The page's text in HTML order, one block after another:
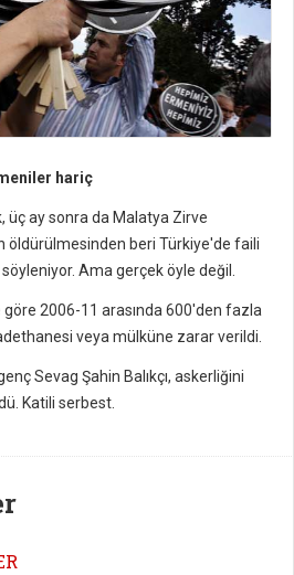
hariç
üç ay sonra da Malatya Zirve
öldürülmesinden beri Türkiye'de faili
Ama gerçek öyle değil.
göre 2006-11 arasında 600'den fazla
veya mülküne zarar verildi.
Sevag Şahin Balıkçı, askerliğini
Katili serbest.